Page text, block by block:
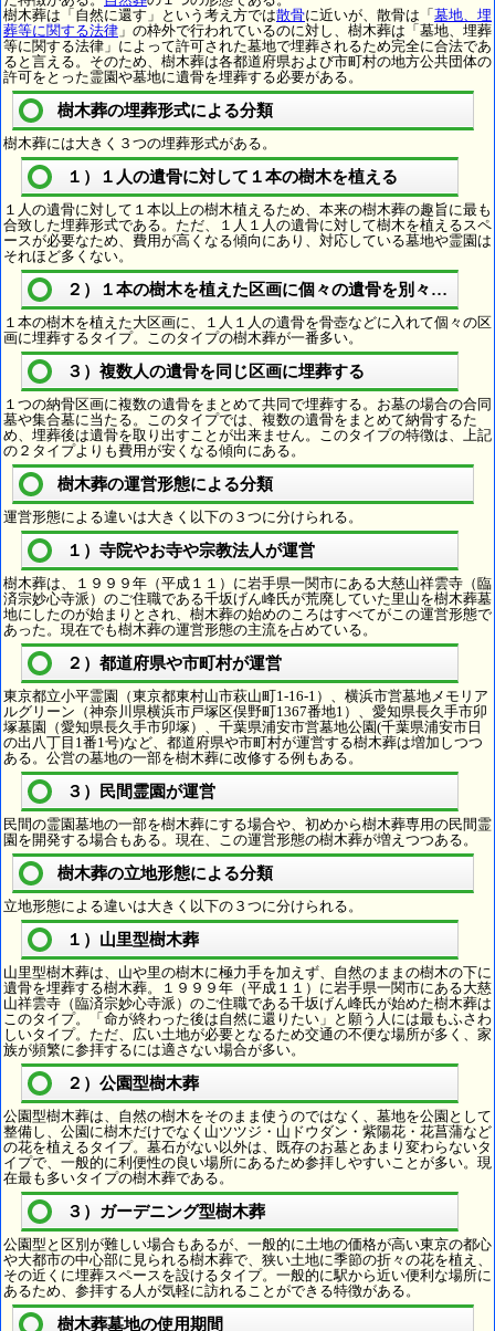
樹木葬は「自然に還す」という考え方では散骨に近いが、散骨は「 墓地、埋
葬等に関する法律 」の枠外で行われているのに対し、樹木葬は「墓地、埋葬
等に関する法律」によって許可された墓地で埋葬されるため完全に合法であ
ると言える。そのため、樹木葬は各都道府県および市町村の地方公共団体の
許可をとった霊園や墓地に遺骨を埋葬する必要がある。
樹木葬の埋葬形式による分類
樹木葬には大きく３つの埋葬形式がある。
１）１人の遺骨に対して１本の樹木を植える
１人の遺骨に対して１本以上の樹木植えるため、本来の樹木葬の趣旨に最も
合致した埋葬形式である。ただ、１人１人の遺骨に対して樹木を植えるスペ
ースが必要なため、費用が高くなる傾向にあり、対応している墓地や霊園は
それほど多くない。
２）１本の樹木を植えた区画に個々の遺骨を別々に埋葬
１本の樹木を植えた大区画に、１人１人の遺骨を骨壺などに入れて個々の区
画に埋葬するタイプ。このタイプの樹木葬が一番多い。
３）複数人の遺骨を同じ区画に埋葬する
１つの納骨区画に複数の遺骨をまとめて共同で埋葬する。お墓の場合の合同
墓や集合墓に当たる。このタイプでは、複数の遺骨をまとめて納骨するた
め、埋葬後は遺骨を取り出すことが出来ません。このタイプの特徴は、上記
の２タイプよりも費用が安くなる傾向にある。
樹木葬の運営形態による分類
運営形態による違いは大きく以下の３つに分けられる。
１）寺院やお寺や宗教法人が運営
樹木葬は、１９９９年（平成１１）に岩手県一関市にある大慈山祥雲寺（臨
済宗妙心寺派）のご住職である千坂げん峰氏が荒廃していた里山を樹木葬墓
地にしたのが始まりとされ、樹木葬の始めのころはすべてがこの運営形態で
あった。現在でも樹木葬の運営形態の主流を占めている。
２）都道府県や市町村が運営
東京都立小平霊園（東京都東村山市萩山町1-16-1）、横浜市営墓地メモリア
ルグリーン（神奈川県横浜市戸塚区俣野町1367番地1）、愛知県長久手市卯
塚墓園（愛知県長久手市卯塚）、千葉県浦安市営墓地公園(千葉県浦安市日
の出八丁目1番1号)など、都道府県や市町村が運営する樹木葬は増加しつつ
ある。公営の墓地の一部を樹木葬に改修する例もある。
３）民間霊園が運営
民間の霊園墓地の一部を樹木葬にする場合や、初めから樹木葬専用の民間霊
園を開発する場合もある。現在、この運営形態の樹木葬が増えつつある。
樹木葬の立地形態による分類
立地形態による違いは大きく以下の３つに分けられる。
１）山里型樹木葬
山里型樹木葬は、山や里の樹木に極力手を加えず、自然のままの樹木の下に
遺骨を埋葬する樹木葬。１９９９年（平成１１）に岩手県一関市にある大慈
山祥雲寺（臨済宗妙心寺派）のご住職である千坂げん峰氏が始めた樹木葬は
このタイプ。「命が終わった後は自然に還りたい」と願う人には最もふさわ
しいタイプ。ただ、広い土地が必要となるため交通の不便な場所が多く、家
族が頻繁に参拝するには適さない場合が多い。
２）公園型樹木葬
公園型樹木葬は、自然の樹木をそのまま使うのではなく、墓地を公園として
整備し、公園に樹木だけでなく山ツツジ・山ドウダン・紫陽花・花菖蒲など
の花を植えるタイプ。墓石がない以外は、既存のお墓とあまり変わらないタ
イプで、一般的に利便性の良い場所にあるため参拝しやすいことが多い。現
在最も多いタイプの樹木葬である。
３）ガーデニング型樹木葬
公園型と区別が難しい場合もあるが、一般的に土地の価格が高い東京の都心
や大都市の中心部に見られる樹木葬で、狭い土地に季節の折々の花を植え、
その近くに埋葬スペースを設けるタイプ。一般的に駅から近い便利な場所に
あるため、参拝する人が気軽に訪れることができる特徴がある。
樹木葬墓地の使用期間